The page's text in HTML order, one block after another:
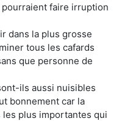
faire irruption
dans la plus grosse
tous les cafards
que personne de
ils aussi nuisibles
bonnement car la
plus importantes qui